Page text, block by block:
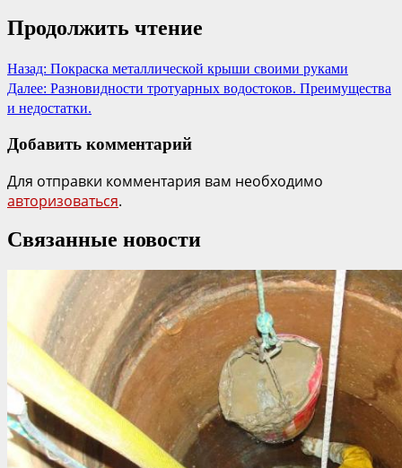
Продолжить чтение
Назад: Покраска металлической крыши своими руками
Далее: Разновидности тротуарных водостоков. Преимущества
и недостатки.
Добавить комментарий
Для отправки комментария вам необходимо
авторизоваться.
Связанные новости